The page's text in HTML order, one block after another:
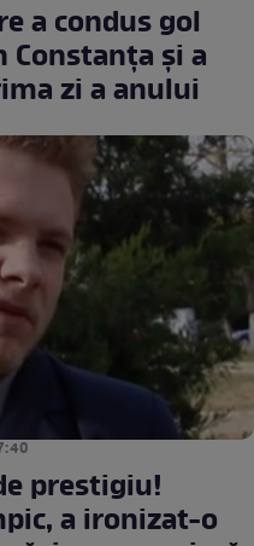
a condus gol
Constanța și a
zi a anului
prestigiu!
a ironizat-o